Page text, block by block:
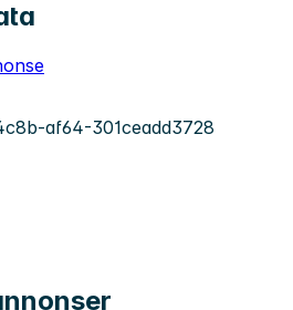
af64-301ceadd3728